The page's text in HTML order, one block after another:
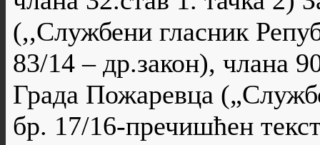
(,,Службени гласник
83/14 – др.закон), члана
Града Пожаревца
бр. 17/16-пречишћен